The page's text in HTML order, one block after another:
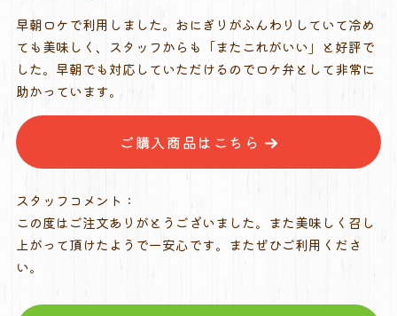
早朝ロケで利用しました。おにぎりがふんわりしていて冷め
ても美味しく、スタッフからも「またこれがいい」と好評で
した。早朝でも対応していただけるのでロケ弁として非常に
助かっています。
ご購入商品はこちら
スタッフコメント：
この度はご注文ありがとうございました。また美味しく召し
上がって頂けたようで一安心です。またぜひご利用くださ
い。